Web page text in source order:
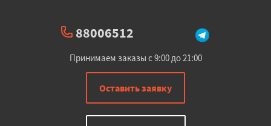
88006512
Принимаем заказы с 9:00 до 21:00
Оставить заявку